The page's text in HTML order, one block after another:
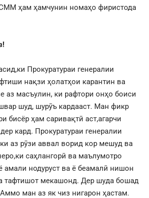
ҳам ҳамчунин номаҳо фиристода
Прокуратураи генералии
нақзи ҳолатҳои карантин ва
аз масъулин, ки рафтори онҳо боиси
шуд, шурӯъ кардааст. Ман фикр
бисёр ҳам саривақтӣ аст,агарчи
кард. Прокуратураи генералии
аз рӯзи аввал ворид кор мешуд ва
саҳлангорӣ ва маълумотро
амали нодуруст ва ё беамалӣ нишон
тафтишот мекашонд. Дер шуда бошад
ман аз як чиз нигарон ҳастам.